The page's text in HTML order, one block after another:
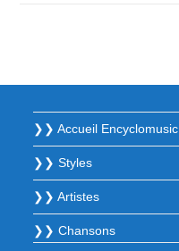
❯❯ Accueil Encyclomusic
❯❯ Styles
❯❯ Artistes
❯❯ Chansons